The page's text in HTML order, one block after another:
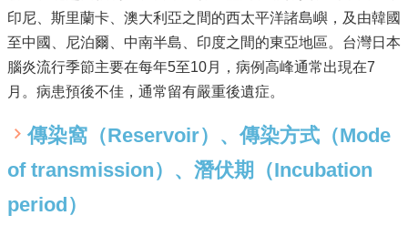
粉
絲
專
頁
訊
安
全
政
印尼、斯里蘭卡、澳大利亞之間的西太平洋諸島嶼，及由韓國
至中國、尼泊爾、中南半島、印度之間的東亞地區。台灣日本
腦炎流行季節主要在每年5至10月，病例高峰通常出現在7
月。病患預後不佳，通常留有嚴重後遺症。
傳染窩（Reservoir）、傳染方式（Mode
of transmission）、潛伏期（Incubation
period）